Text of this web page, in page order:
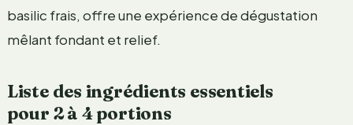
basilic frais, offre une expérience de dégustation
mêlant fondant et relief.
Liste des ingrédients essentiels
pour 2 à 4 portions